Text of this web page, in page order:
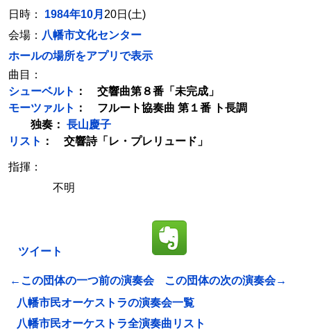
日時： 1984年10月 20日(土)
会場： 八幡市文化センター
ホールの場所をアプリで表示
曲目：
シューベルト ： 交響曲第８番「未完成」
モーツァルト ： フルート協奏曲 第１番 ト長調
独奏： 長山慶子
リスト ： 交響詩「レ・プレリュード」
指揮：
不明
ツイート
←この団体の一つ前の演奏会
この団体の次の演奏会→
八幡市民オーケストラの演奏会一覧
八幡市民オーケストラ全演奏曲リスト